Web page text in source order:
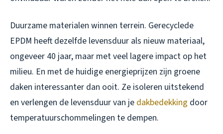
Duurzame materialen winnen terrein. Gerecyclede
EPDM heeft dezelfde levensduur als nieuw materiaal,
ongeveer 40 jaar, maar met veel lagere impact op het
milieu. En met de huidige energieprijzen zijn groene
daken interessanter dan ooit. Ze isoleren uitstekend
en verlengen de levensduur van je dakbedekking door
temperatuurschommelingen te dempen.